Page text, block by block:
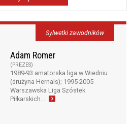
Adam Romer
(PREZES)
1989-93 amatorska liga w Wiedniu
(drużyna Hernals); 1995-2005
Warszawska Liga Szóstek
Piłkarskich...
Sylwetki zawodników